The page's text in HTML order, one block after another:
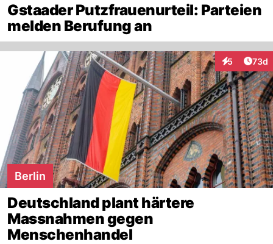
Gstaader Putzfrauenurteil: Parteien
melden Berufung an
5
Interaktionen
73d
Berlin
Deutschland plant härtere
Massnahmen gegen
Menschenhandel